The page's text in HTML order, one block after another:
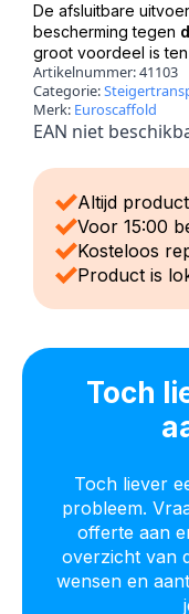
De afsluitbare
bescherming tegen
groot voordeel is
Artikelnummer:41103
Categorie:
Merk: Euroscaffold
EAN niet
Altijd
Voor 15:00
Kosteloos
Product is
Toch
Toch liever
probleem.
offerte aan
overzicht van
wensen en